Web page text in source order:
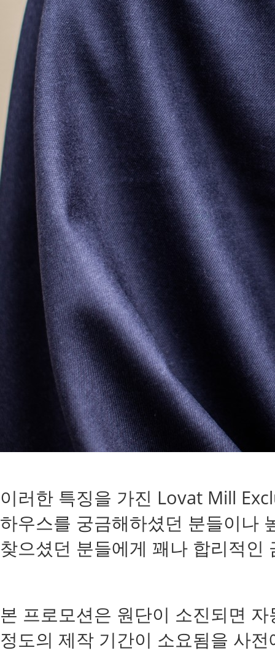
이러한 특징을 가진 Lovat Mill
하우스를 궁금해하셨던 분들이나
찾으셨던 분들에게 꽤나 합리적
본 프로모션은 원단이 소진되면
정도의 제작 기간이 소요됨을 사